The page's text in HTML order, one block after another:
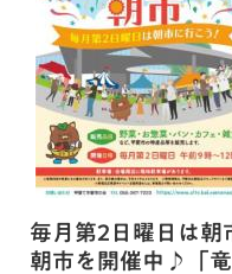
毎月第2日曜日は朝
朝市を開催中♪「竜